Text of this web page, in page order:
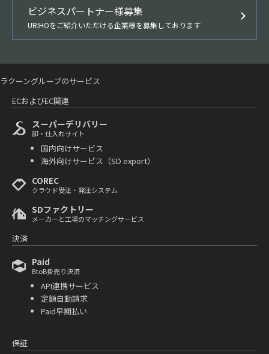
ビジネスパートナー様募集
URIHOをご紹介いただける企業様を募集しております
ラクーングループのサービス
ECおよびEC関連
スーパーデリバリー
卸・仕入れサイト
国内向けサービス
海外向けサービス（SD export）
COREC
クラウド受注・発注システム
SDファクトリー
メーカーと工場のマッチングサービス
決済
Paid
BtoB掛売り決済
API連携サービス
定額自動請求
Paid早期払い
保証